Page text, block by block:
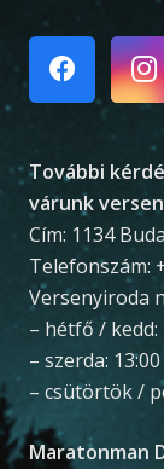
További
várunk
Cím: 1134
Telefonszám:
Versenyiroda
– hétfő / kedd:
– szerda:
– csütörtök /
Maratonman